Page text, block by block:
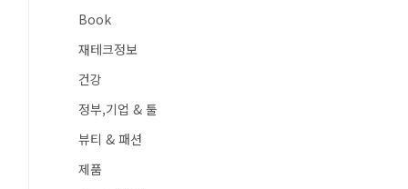
Book
재테크정보
건강
정부,기업 & 툴
뷰티 & 패션
제품